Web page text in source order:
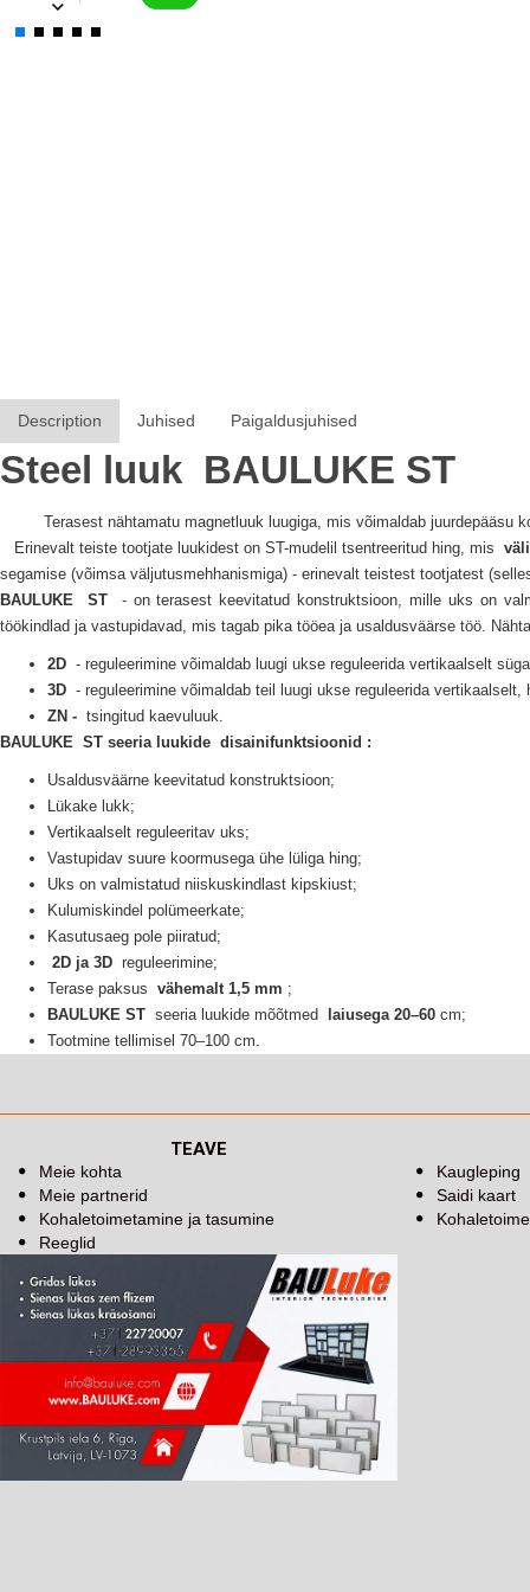
Description Juhised Paigaldusjuhised
Steel luuk BAULUKE ST
Terasest nähtamatu magnetluuk luugiga, mis võimaldab juurdepääsu
Erinevalt teiste tootjate luukidest on ST-mudelil tsentreeritud hing, mis
segamise (võimsa väljutusmehhanismiga) - erinevalt teistest tootjatest
BAULUKE
ST- on terasest keevitatud konstruktsioon, mille uks on
töökindlad ja vastupidavad, mis tagab pika tööea ja usaldusväärse töö.
2D - reguleerimine võimaldab luugi ukse reguleerida vertikaalselt
3D - reguleerimine võimaldab teil luugi ukse reguleerida
ZN - tsingitud kaevuluuk.
BAULUKE ST seeria luukide disainifunktsioonid :
Usaldusväärne keevitatud konstruktsioon;
Lükake lukk;
Vertikaalselt reguleeritav uks;
Vastupidav suure koormusega ühe lüliga hing;
Uks on valmistatud niiskuskindlast kipskiust;
Kulumiskindel polümeerkate;
Kasutusaeg pole piiratud;
2D ja 3D reguleerimine;
Terase paksus vähemalt 1,5 mm ;
BAULUKE ST seeria luukide mõõtmed laiusega 20–60 cm;
Tootmine tellimisel 70–100 cm.
TEAVE
Meie kohta
Meie partnerid
Kohaletoimetamine ja tasumine
Reeglid
Kaugleping
Saidi kaart